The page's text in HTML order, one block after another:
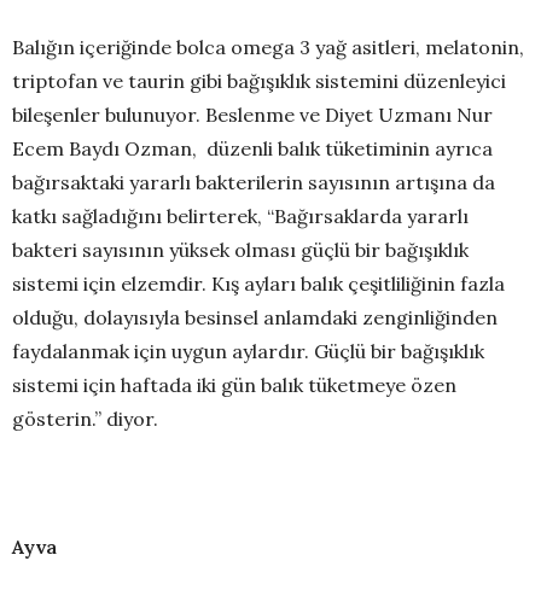
Balığın içeriğinde bolca omega 3 yağ asitleri, melatonin,
triptofan ve taurin gibi bağışıklık sistemini düzenleyici
bileşenler bulunuyor. Beslenme ve Diyet Uzmanı Nur
Ecem Baydı Ozman, düzenli balık tüketiminin ayrıca
bağırsaktaki yararlı bakterilerin sayısının artışına da
katkı sağladığını belirterek, “Bağırsaklarda yararlı
bakteri sayısının yüksek olması güçlü bir bağışıklık
sistemi için elzemdir. Kış ayları balık çeşitliliğinin fazla
olduğu, dolayısıyla besinsel anlamdaki zenginliğinden
faydalanmak için uygun aylardır. Güçlü bir bağışıklık
sistemi için haftada iki gün balık tüketmeye özen
gösterin.” diyor.
Ayva